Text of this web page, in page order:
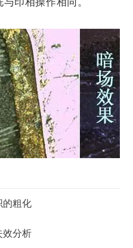
的粗化
效分析